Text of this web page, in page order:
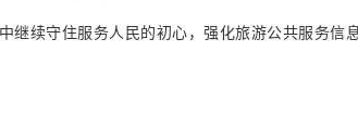
继续守住服务人民的初心，强化旅游公共服务